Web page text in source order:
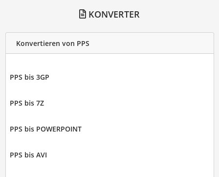
KONVERTER
Konvertieren von PPS
PPS bis 3GP
PPS bis 7Z
PPS bis POWERPOINT
PPS bis AVI